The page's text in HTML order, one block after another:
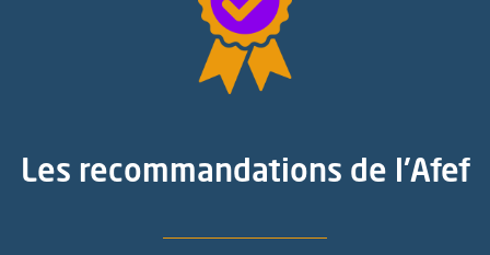
Les recommandations de l'Afef